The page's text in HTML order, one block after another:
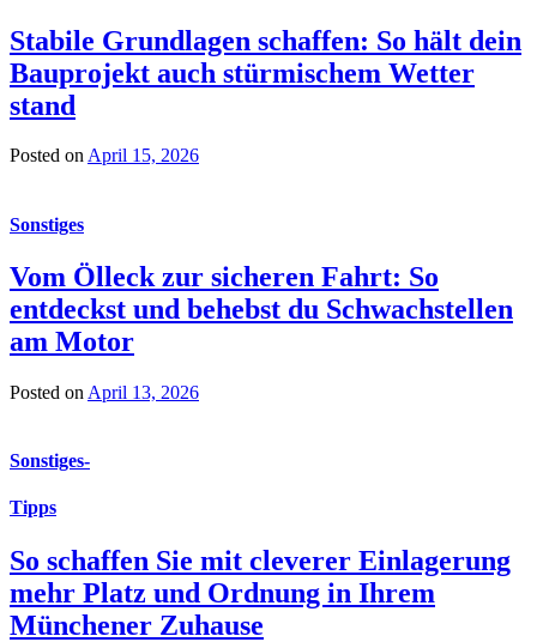
Stabile Grundlagen schaffen: So hält dein
Bauprojekt auch stürmischem Wetter
stand
Posted onApril 15, 2026
Sonstiges
Vom Ölleck zur sicheren Fahrt: So
entdeckst und behebst du Schwachstellen
am Motor
Posted on April 13, 2026
Sonstiges-
Tipps
So schaffen Sie mit cleverer Einlagerung
mehr Platz und Ordnung in Ihrem
Münchener Zuhause